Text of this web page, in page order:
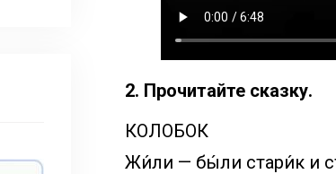
2. Прочитайте сказку.
КОЛОБОК
Жи́ли — бы́ли стари́к и